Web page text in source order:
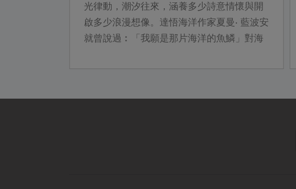
光律動，潮汐往來，涵養多少詩意情懷與開
啟多少浪漫想像。達悟海洋作家夏曼‧ 藍波安
就曾說過︰「我願是那片海洋的魚鱗」對海
資源也並非不虞匱乏，永續環境才有未來。